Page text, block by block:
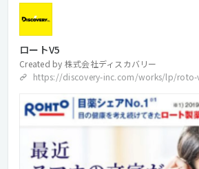
ロートV5
Created by 株式会社ディスカバリー
https://discovery-inc.com/works/lp/roto-